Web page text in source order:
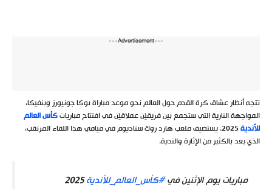
---Advertisement---
تتجه أنظار عشاق كرة القدم حول العالم نحو موعد مباراة بوكا جونيورز وبنفيكا،
المواجهة النارية التي ستجمع بين فريقيْن عملاقيْن في افتتاح مبارياتكأس العالم
للأندية
2025. يستضيف ملعب هارد روك ستاديوم في ميامي هذا اللقاء المرتقب،
الذي يعد بالكثير من الإثارة والندية.
مباريات يوم الإثنين في#كأس_العالم_للأندية2025